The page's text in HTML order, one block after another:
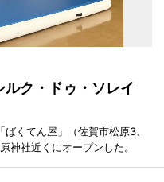
ク・ドゥ・ソレイ
くてん屋」（佐賀市松原3、
社近くにオープンした。